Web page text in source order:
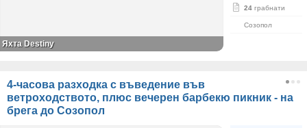
24 грабнати
Созопол
Яхта Destiny
4-часова разходка с въведение във
ветроходството, плюс вечерен барбекю пикник - на
брега до Созопол